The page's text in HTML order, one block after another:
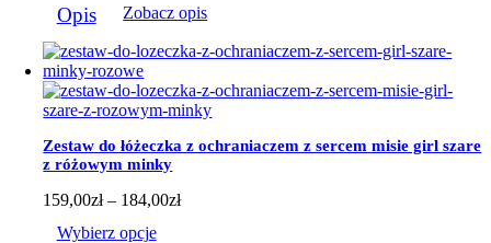
do
produkt
ma
wiele
wariantów.
Opcje
można
wybrać
na
stronie
produktu
Opis Zobacz opis
Zestaw do łóżeczka z ochraniaczem z sercem misie girl szare
z różowym minky
159,00zł – 184,00złZakres
Wybierz opcje